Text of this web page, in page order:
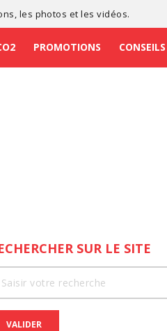
, les photos et les vidéos.
PROMOTIONS CONSEILS
SUR LE SITE
VALIDER